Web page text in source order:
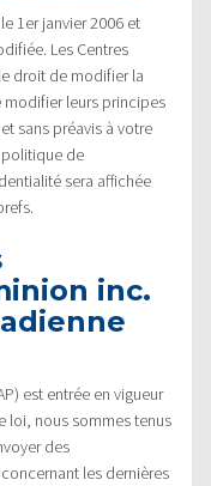
1er janvier 2006 et
Les Centres
droit de modifier la
leurs principes
sans préavis à votre
de
sera affichée
inc.
est entrée en vigueur
loi, nous sommes tenus
des
les dernières